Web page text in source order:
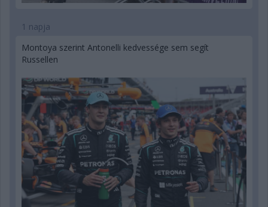
1 napja
Montoya szerint Antonelli kedvessége sem segít
Russellen